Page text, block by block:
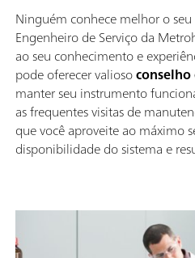
Ninguém conhece melhor o
Engenheiro de Serviço da
ao seu conhecimento e
pode oferecer valioso
manter seu instrumento
as frequentes visitas de
que você aproveite ao máximo
disponibilidade do sistema e